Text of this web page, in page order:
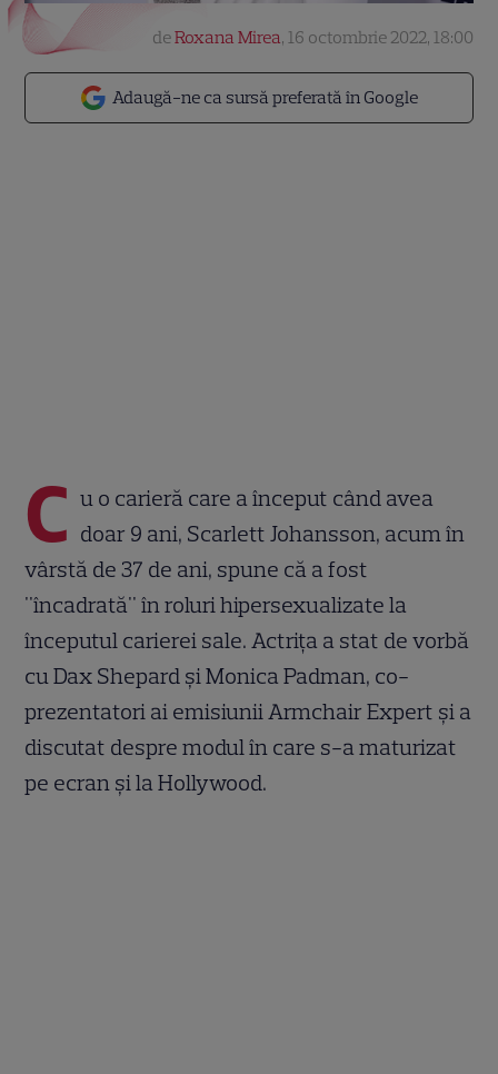
Adaugă-ne ca sursă preferată în Google
deRoxana Mirea, 16 octombrie 2022, 18:00
C u o carieră care a început când avea
doar 9 ani, Scarlett Johansson, acum în
vârstă de 37 de ani, spune că a fost
"încadrată" în roluri hipersexualizate la
începutul carierei sale. Actrița a stat de vorbă
cu Dax Shepard și Monica Padman, co-
prezentatori ai emisiunii Armchair Expert și a
discutat despre modul în care s-a maturizat
pe ecran și la Hollywood.